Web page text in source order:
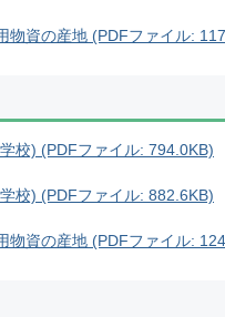
物資の産地 (PDFファイル:
校) (PDFファイル: 794.0KB)
校) (PDFファイル: 882.6KB)
物資の産地 (PDFファイル: